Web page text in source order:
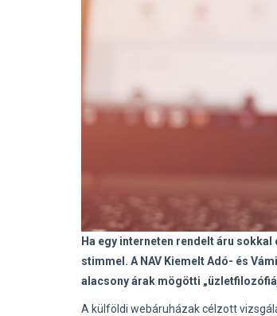
Ha egy interneten rendelt áru
stimmel. A NAV Kiemelt Adó- és
alacsony árak mögötti
A külföldi webáruházak célzott